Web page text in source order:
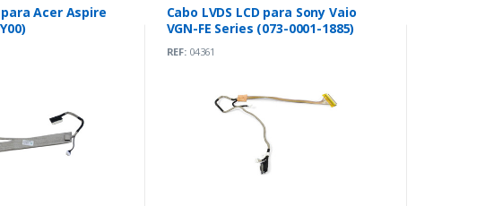
para Acer Aspire
Cabo LVDS LCD para Sony Vaio
VGN-FE Series (073-0001-1885)
REF:04361